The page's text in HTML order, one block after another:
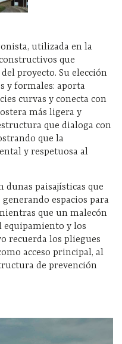
utilizada en la
que
proyecto. Su elección
y formales: aporta
curvas y conecta con
más ligera y
que dialoga con
que la
y respetuosa al
dunas paisajísticas que
espacios para
que un malecón
equipamiento y los
recuerda los pliegues
acceso principal, al
de prevención